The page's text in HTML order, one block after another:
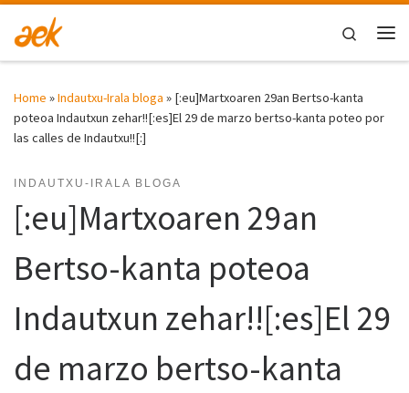
Skip to content
Search
Home »Indautxu-Irala bloga » [:eu]Martxoaren 29an Bertso-kanta
poteoa Indautxun zehar!![:es]El 29 de marzo bertso-kanta poteo por
las calles de Indautxu!![:]
INDAUTXU-IRALA BLOGA
[:eu]Martxoaren 29an
Bertso-kanta poteoa
Indautxun zehar!![:es]El 29
de marzo bertso-kanta